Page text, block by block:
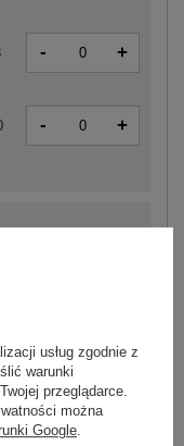
- +
- +
(+1)
usług zgodnie z
warunki
przeglądarce.
można
Google